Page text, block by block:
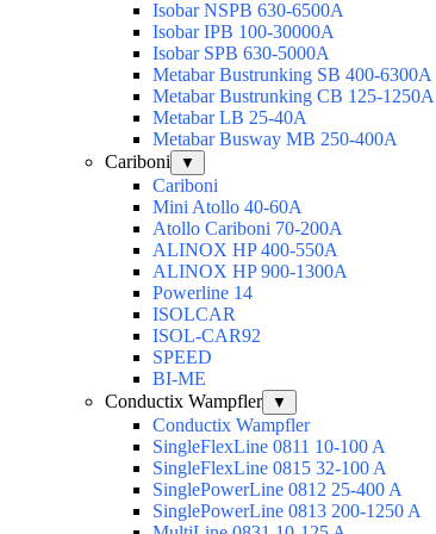
Isobar NSPB 630-6500A
Isobar IPB 100-30000A
Isobar SPB 630-5000A
Metabar Bustrunking SB 400-6300A
Metabar Bustrunking CB 125-1250A
Metabar LB 25-40A
Metabar Busway MB 250-400A
Cariboni
▼
Cariboni
Mini Atollo 40-60A
Atollo Cariboni 70-200A
ALINOX HP 400-550A
ALINOX HP 900-1300A
Powerline 14
ISOLCAR
ISOL-CAR92
SPEED
BI-ME
Conductix Wampfler
▼
Conductix Wampfler
SingleFlexLine 0811 10-100 A
SingleFlexLine 0815 32-100 A
SinglePowerLine 0812 25-400 A
SinglePowerLine 0813 200-1250 A